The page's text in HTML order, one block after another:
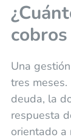
Una
tres
deuda, la
respuesta
orientado a